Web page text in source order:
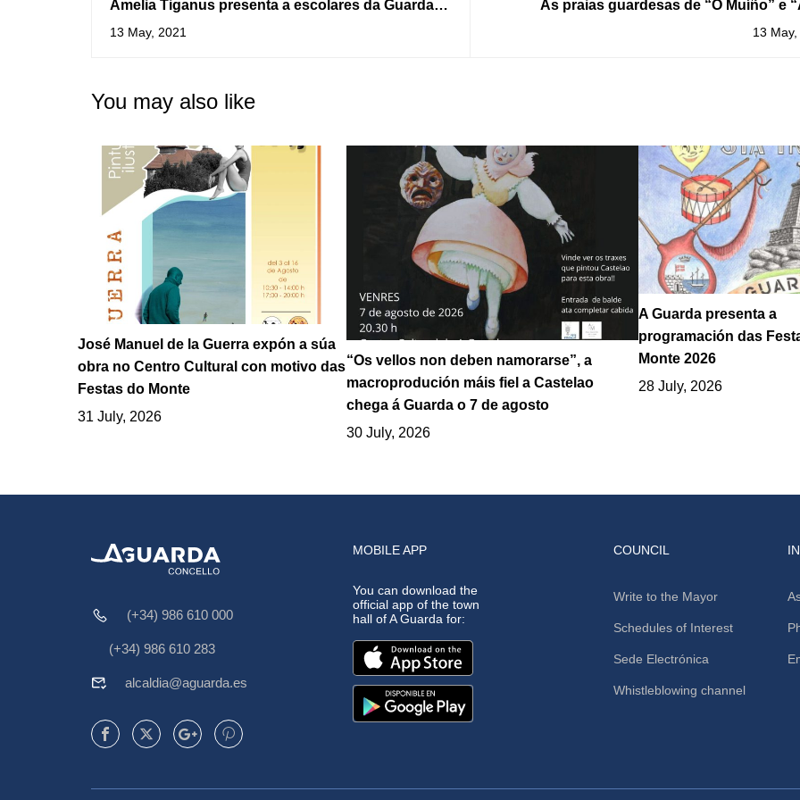
Amelia Tiganus presenta a escolares da Guarda o
Cómic “Historia dunha Loita”
13 May, 2021
As praias guardesas de “O Muíño” e
Grande” contarán un ano máis co
13 May,
You may also like
José Manuel de la Guerra expón a súa
obra no Centro Cultural con motivo das
Festas do Monte
31 July, 2026
“Os vellos non deben namorarse”, a
macroprodución máis fiel a Castelao
chega á Guarda o 7 de agosto
30 July, 2026
A Guarda presenta a
programación das
Monte 2026
28 July, 2026
(+34) 986 610 000
(+34) 986 610 283
alcaldia@aguarda.es
MOBILE APP
You can download the
official app of the town
hall of A Guarda for:
COUNCIL
Write to the Mayor
Schedules of Interest
Sede Electrónica
Whistleblowing channel